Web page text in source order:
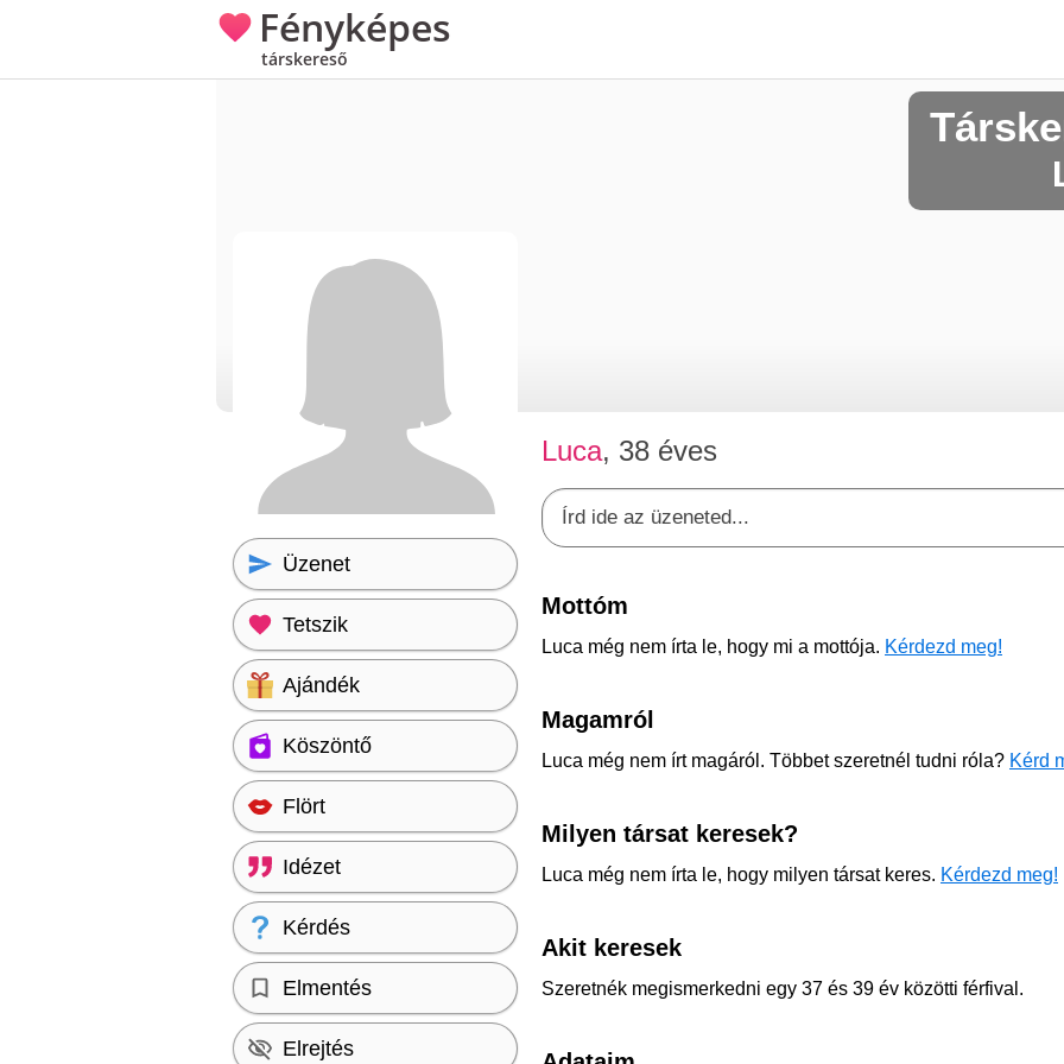
Fényképes
társkereső
Luca, 38 éves
Mottóm
Luca még nem írta le, hogy mi a mottója. Kérdezd meg!
Magamról
Luca még nem írt magáról. Többet szeretnél tudni róla? Kérd
Milyen társat keresek?
Luca még nem írta le, hogy milyen társat keres. Kérdezd meg!
Akit keresek
Szeretnék megismerkedni egy 37 és 39 év közötti férfival.
Üzenet
Tetszik
Ajándék
Köszöntő
Flört
Idézet
Kérdés
Elmentés
Elrejtés